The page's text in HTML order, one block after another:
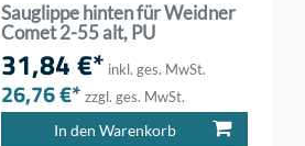
Sauglippe hinten für Weidner
Comet 2-55 alt, PU
31,84 €* inkl. ges. MwSt.
26,76 €* zzgl. ges. MwSt.
In den Warenkorb